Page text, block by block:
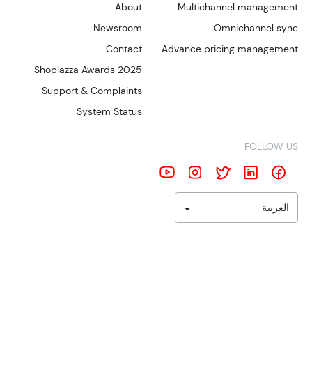
Multichannel management
Omnichannel sync
Advance pricing management
About
Newsroom
Contact
Shoplazza Awards 2025
Support & Complaints
System Status
FOLLOW US
العربية